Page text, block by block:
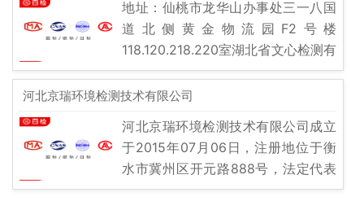
地址：仙桃市龙华山办事处三一八国
道北侧黄金物流园F2号楼
118.120.218.220室湖北省文心检测有
限公司是一家专注于为多个行业提供
化、全面、精确 检测和认证服务的公
河北京瑞环境检测技术有限公司
河北京瑞环境检测技术有限公司成立
于2015年07月06日，注册地位于衡
水市冀州区开元路888号，法定代表
人为司建成。 经营范围：环境检测、